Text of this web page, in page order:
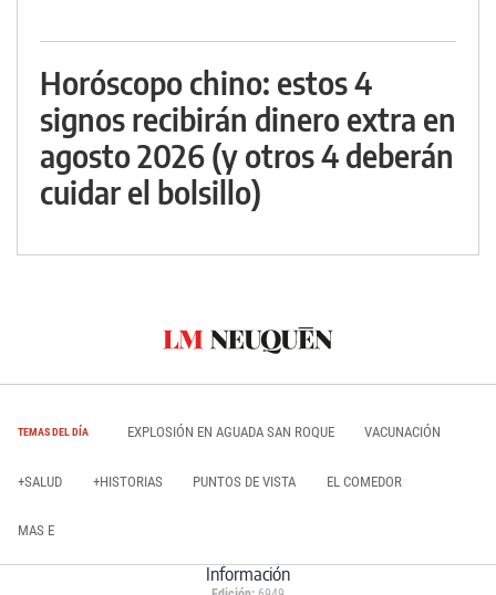
Horóscopo chino: estos 4
signos recibirán dinero extra en
agosto 2026 (y otros 4 deberán
cuidar el bolsillo)
TEMAS DEL DÍA EXPLOSIÓN EN AGUADA SAN ROQUE VACUNACIÓN
+SALUD +HISTORIAS PUNTOS DE VISTA EL COMEDOR
MAS E
Información